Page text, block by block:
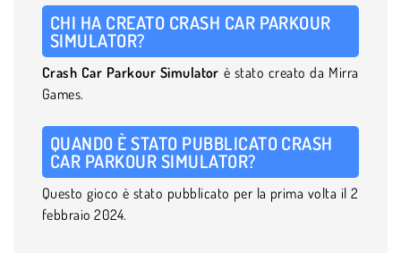
CHI HA CREATO CRASH CAR PARKOUR
SIMULATOR?
Crash Car Parkour Simulator è stato creato da Mirra
Games.
QUANDO È STATO PUBBLICATO CRASH
CAR PARKOUR SIMULATOR?
Questo gioco è stato pubblicato per la prima volta il 2
febbraio 2024.